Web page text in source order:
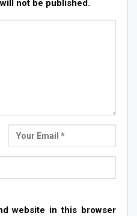
not be published.
website in this browser